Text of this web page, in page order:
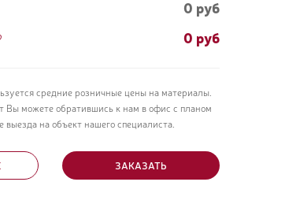
0 руб
0 руб
средние розничные цены на материалы.
Вы можете обратившись к нам в офис с планом
на объект нашего специалиста.
ЗАКАЗАТЬ